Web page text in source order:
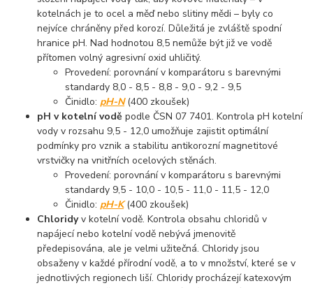
kotelnách je to ocel a měď nebo slitiny mědi – byly co
nejvíce chráněny před korozí. Důležitá je zvláště spodní
hranice pH. Nad hodnotou 8,5 nemůže být již ve vodě
přítomen volný agresivní oxid uhličitý.
Provedení: porovnání v komparátoru s barevnými
standardy 8,0 - 8,5 - 8,8 - 9,0 - 9,2 - 9,5
Činidlo:pH-N (400 zkoušek)
pH v kotelní vodě podle ČSN 07 7401. Kontrola pH kotelní
vody v rozsahu 9,5 - 12,0 umožňuje zajistit optimální
podmínky pro vznik a stabilitu antikorozní magnetitové
vrstvičky na vnitřních ocelových stěnách.
Provedení: porovnání v komparátoru s barevnými
standardy 9,5 - 10,0 - 10,5 - 11,0 - 11,5 - 12,0
Činidlo:pH-K (400 zkoušek)
Chloridyv kotelní vodě. Kontrola obsahu chloridů v
napájecí nebo kotelní vodě nebývá jmenovitě
předepisována, ale je velmi užitečná. Chloridy jsou
obsaženy v každé přírodní vodě, a to v množství, které se v
jednotlivých regionech liší. Chloridy procházejí katexovým